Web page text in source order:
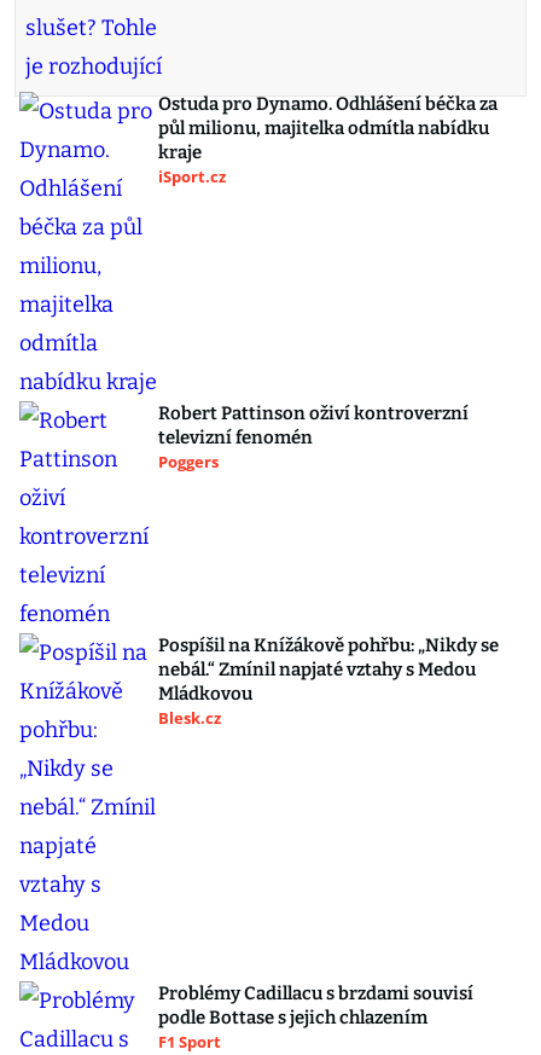
Ostuda pro Dynamo. Odhlášení béčka za
půl milionu, majitelka odmítla nabídku
kraje
iSport.cz
Robert Pattinson oživí kontroverzní
televizní fenomén
Poggers
Pospíšil na Knížákově pohřbu: „Nikdy se
nebál.“ Zmínil napjaté vztahy s Medou
Mládkovou
Blesk.cz
Problémy Cadillacu s brzdami souvisí
podle Bottase s jejich chlazením
F1 Sport